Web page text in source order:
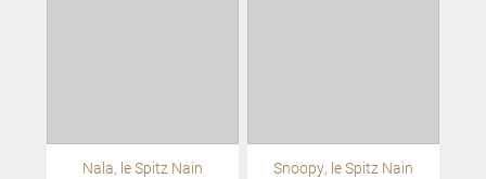
Nala, le Spitz Nain Snoopy, le Spitz Nain